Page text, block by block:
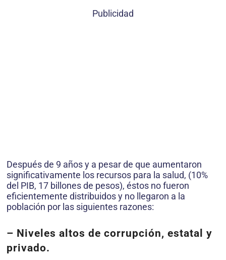
Publicidad
Después de 9 años y a pesar de que aumentaron
significativamente los recursos para la salud, (10%
del PIB, 17 billones de pesos), éstos no fueron
eficientemente distribuidos y no llegaron a la
población por las siguientes razones:
– Niveles altos de corrupción, estatal y
privado.